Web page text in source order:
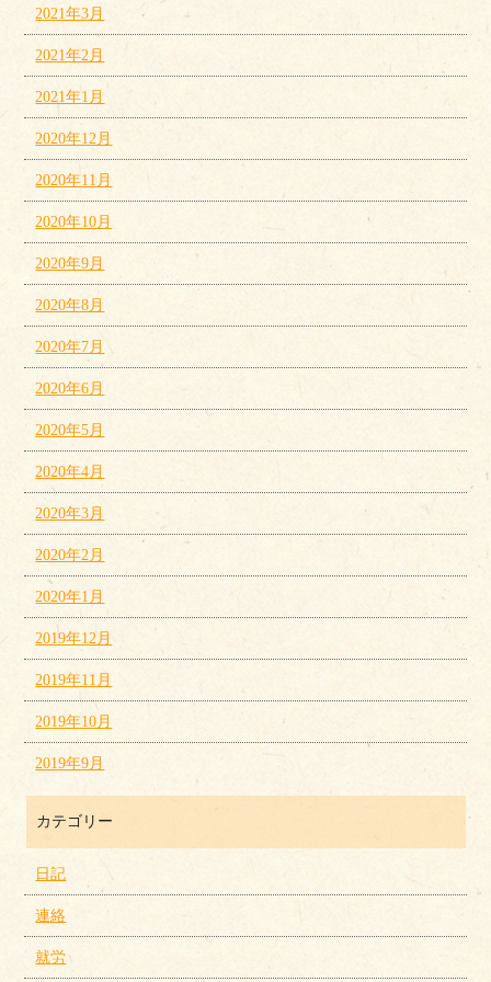
2021年3月
2021年2月
2021年1月
2020年12月
2020年11月
2020年10月
2020年9月
2020年8月
2020年7月
2020年6月
2020年5月
2020年4月
2020年3月
2020年2月
2020年1月
2019年12月
2019年11月
2019年10月
2019年9月
カテゴリー
日記
連絡
就労